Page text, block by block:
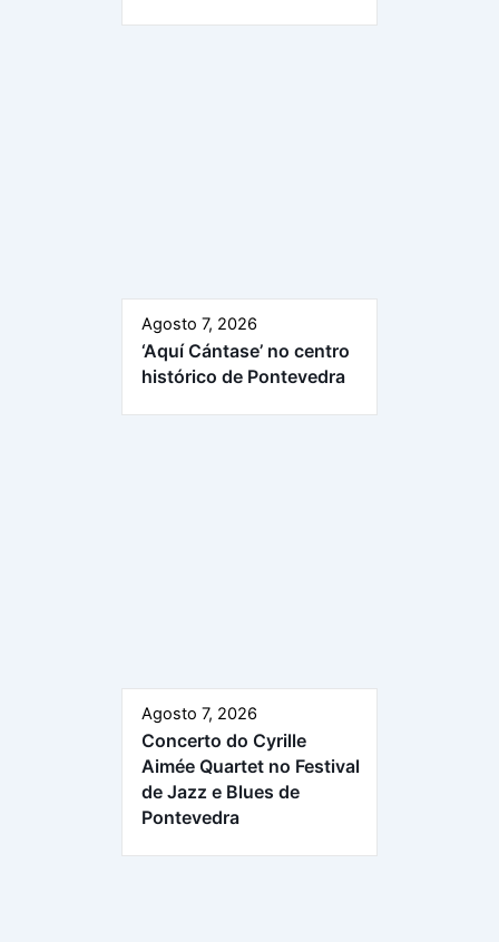
Agosto 7, 2026
‘Aquí Cántase’ no centro
histórico de Pontevedra
Agosto 7, 2026
Concerto do Cyrille
Aimée Quartet no Festival
de Jazz e Blues de
Pontevedra